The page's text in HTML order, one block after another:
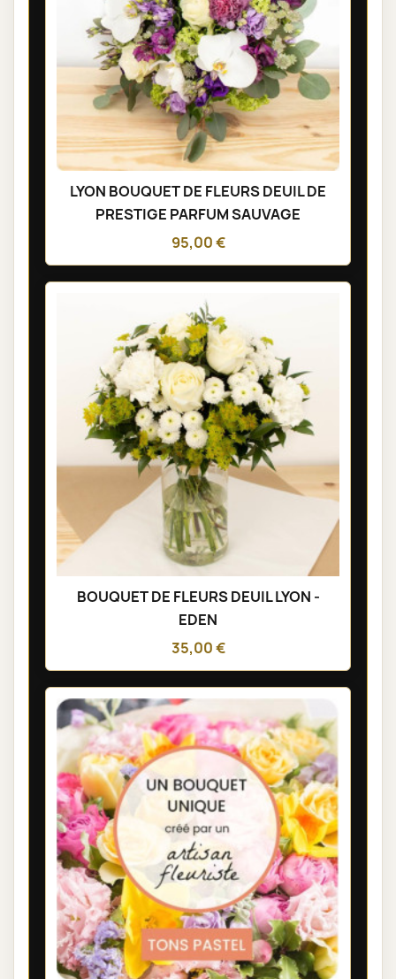
LYON BOUQUET DE FLEURS DEUIL DE
PRESTIGE PARFUM SAUVAGE
95,00 €
BOUQUET DE FLEURS DEUIL LYON -
EDEN
35,00 €